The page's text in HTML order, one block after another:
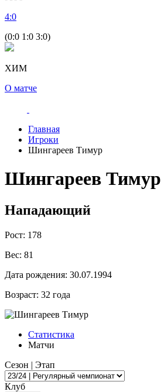
4:0
(0:0 1:0 3:0)
ХИМ
О матче
Главная
Игроки
Шингареев Тимур
Шингареев Тимур
Нападающий
Рост: 178
Вес: 81
Дата рождения: 30.07.1994
Возраст: 32 года
Статистика
Матчи
Сезон | Этап
Клуб